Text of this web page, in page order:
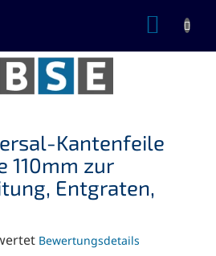
Kantenfeile
110mm zur
Entgraten,
Bewertungsdetails